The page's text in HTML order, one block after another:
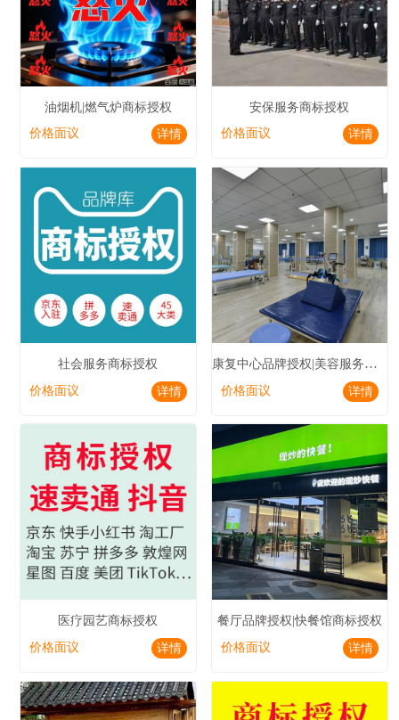
油烟机|燃气炉商标授权
价格面议
详情
安保服务商标授权
价格面议
详情
社会服务商标授权
价格面议
详情
康复中心品牌授权|美容服务商标授权
价格面议 详情
医疗园艺商标授权
价格面议
详情
餐厅品牌授权|快餐馆商标授权
价格面议
详情